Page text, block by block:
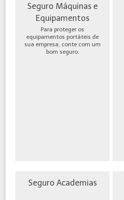
Seguro Máquinas e
Equipamentos
Para proteger os
equipamentos portáteis de
sua empresa, conte com um
bom seguro.
Seguro Academias